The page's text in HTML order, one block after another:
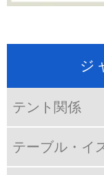
ジ
テント関係
テーブル・イ